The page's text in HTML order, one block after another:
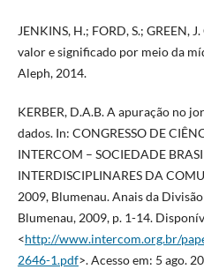
JENKINS, H.; FORD, S.; GREEN,
valor e significado por meio da
Aleph, 2014.
KERBER, D.A.B. A apuração no
dados. In: CONGRESSO DE
INTERCOM – SOCIEDADE
INTERDISCIPLINARES DA
2009, Blumenau. Anais da
Blumenau, 2009, p. 1-14.
<http://www.intercom.org.br/
2646-1.pdf>. Acesso em: 5 ago.